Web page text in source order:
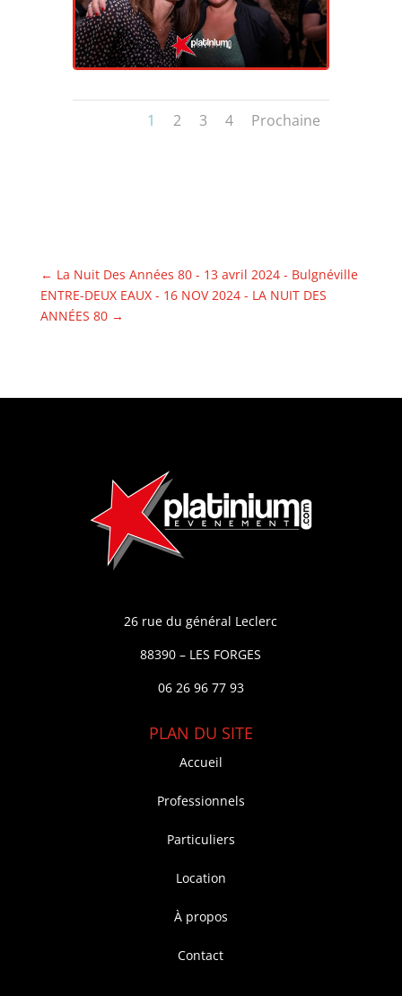
1 2 3 4 Prochaine
← La Nuit Des Années 80 - 13 avril 2024 - Bulgnéville
ENTRE-DEUX EAUX - 16 NOV 2024 - LA NUIT DES
ANNÉES 80→
26 rue du général Leclerc
88390 – LES FORGES
06 26 96 77 93
PLAN DU SITE
Accueil
Professionnels
Particuliers
Location
À propos
Contact